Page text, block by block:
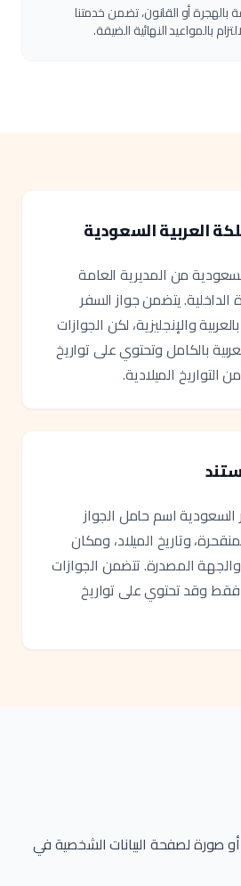
بالهجرة أو القانون، تضمن خدمتنا
بالمواعيد النهائية الضيقة.
العربية السعودية
من المديرية العامة
الداخلية. يتضمن جواز السفر
والإنجليزية، لكن الجوازات
بالكامل وتحتوي على تواريخ
التواريخ الميلادية.
اسم حامل الجواز
وتاريخ الميلاد، ومكان
والجهة المصدرة. تتضمن الجوازات
فقط وقد تحتوي على تواريخ
صورة لصفحة البيانات الشخصية في